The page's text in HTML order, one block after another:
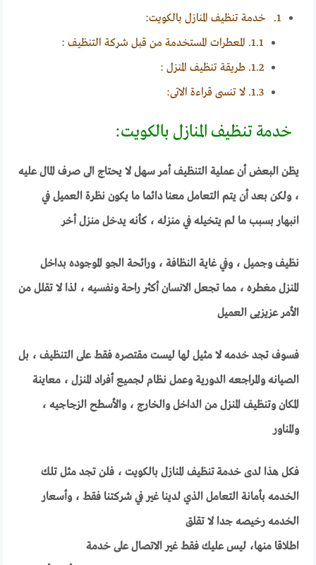
1.
خدمة تنظيف المنازل بالكويت:
1.1. المعطرات المستخدمة من قبل شركة التنظيف :
1.2. طريقة تنظيف المنزل :
1.3. لا تنسى قراءة الاتى:
خدمة تنظيف المنازل بالكويت:
يظن البعض أن عملية التنظيف أمر سهل لا يحتاج الى صرف المال عليه
، ولكن بعد أن يتم التعامل معنا دائما ما يكون نظرة العميل في
انبهار بسبب ما لم يتخيله في منزله ، كأنه يدخل منزل أخر
نظيف وجميل ، وفي غاية النظافة ، ورائحة الجو الموجوده بداخل
المنزل مغطره ، مما تجعل الانسان أكثر راحة ونفسيه ، لذا لا تقلل من
الأمر عزيزيى العميل
فسوف تجد خدمه لا مثيل لها ليست مقتصره فقط على التنظيف ، بل
الصيانه والمراجعه الدورية وعمل نظام لجميع أفراد المنزل ، معاينة
المكان وتنظيف المنزل من الداخل والخارج ، والأسطح الزجاجيه ،
والمناور
فكل هذا لدى خدمة تنظيف المنازل بالكويت ، فلن تجد مثل تلك
الخدمه بأمانة التعامل الذي لدينا غير في شركتنا فقط ، وأسعار
الخدمه رخيصه جدا لا تقلق
اطلاقا منها، ليس عليك فقط غير الاتصال على خدمة